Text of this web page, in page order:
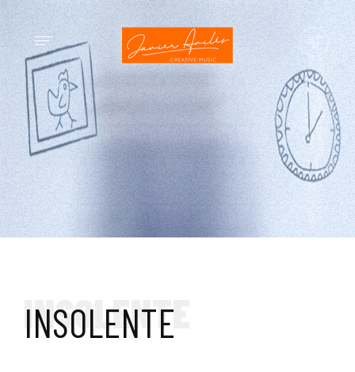
INSOLENTE
INSOLENTE